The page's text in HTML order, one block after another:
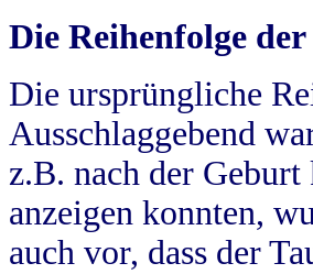
Die Reihenfolge
Die ursprüngliche
Ausschlaggebend
z.B. nach der
anzeigen konnten,
auch vor, dass der